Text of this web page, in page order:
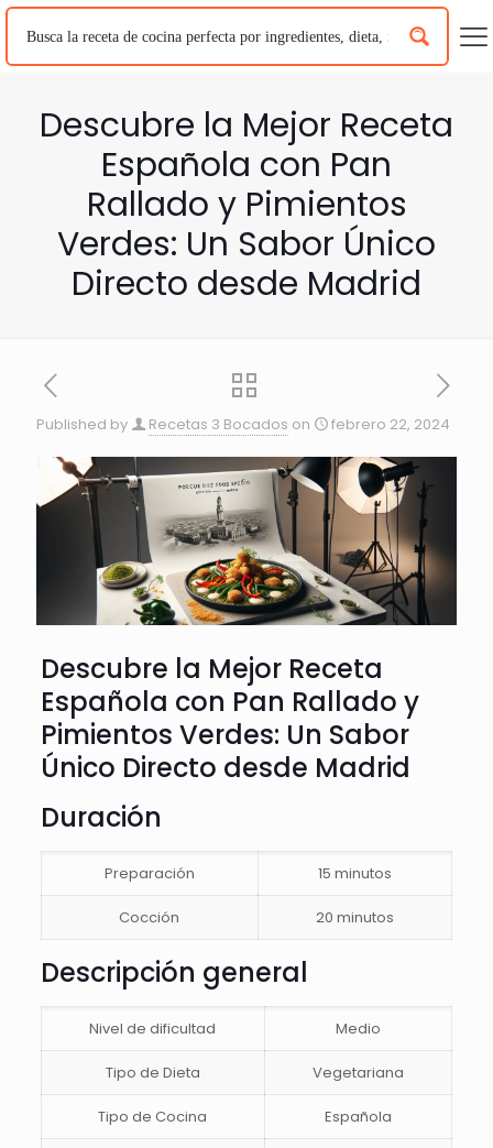
Descubre la Mejor Receta
Española con Pan
Rallado y Pimientos
Verdes: Un Sabor Único
Directo desde Madrid
Published by Recetas 3 Bocados on febrero 22, 2024
Descubre la Mejor Receta
Española con Pan Rallado y
Pimientos Verdes: Un Sabor
Único Directo desde Madrid
Duración
Preparación 15 minutos
Cocción 20 minutos
Descripción general
Nivel de dificultad Medio
Tipo de Dieta Vegetariana
Tipo de Cocina Española